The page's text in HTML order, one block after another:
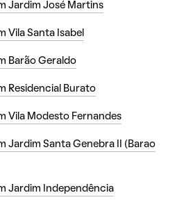
Jardim José Martins
Vila Santa Isabel
Barão Geraldo
Residencial Burato
Vila Modesto Fernandes
Jardim Santa Genebra II (Barao
Jardim Independência